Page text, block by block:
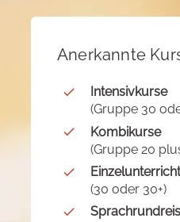
Anerkannte
Intensivkurse
(Gruppe 30
Kombikurse
(Gruppe 20
Einzelunterricht
(30 oder 30+)